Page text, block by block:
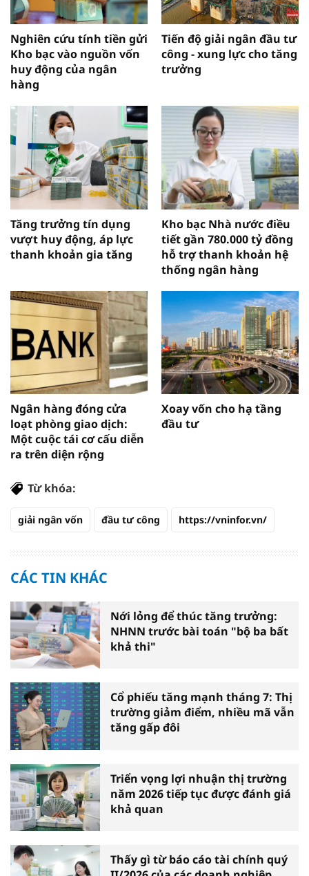
Nghiên cứu tính tiền gửi
Kho bạc vào nguồn vốn
huy động của ngân
hàng
Tiến độ giải ngân đầu tư
công - xung lực cho tăng
trưởng
Tăng trưởng tín dụng
vượt huy động, áp lực
thanh khoản gia tăng
Kho bạc Nhà nước điều
tiết gần 780.000 tỷ đồng
hỗ trợ thanh khoản hệ
thống ngân hàng
Ngân hàng đóng cửa
loạt phòng giao dịch:
Một cuộc tái cơ cấu diễn
ra trên diện rộng
Xoay vốn cho hạ tầng
đầu tư
Từ khóa:
giải ngân vốn đầu tư công https://vninfor.vn/
CÁC TIN KHÁC
Nới lỏng để thúc tăng trưởng:
NHNN trước bài toán "bộ ba bất
khả thi"
Cổ phiếu tăng mạnh tháng 7: Thị
trường giảm điểm, nhiều mã vẫn
tăng gấp đôi
Triển vọng lợi nhuận thị trường
năm 2026 tiếp tục được đánh giá
khả quan
Thấy gì từ báo cáo tài chính quý